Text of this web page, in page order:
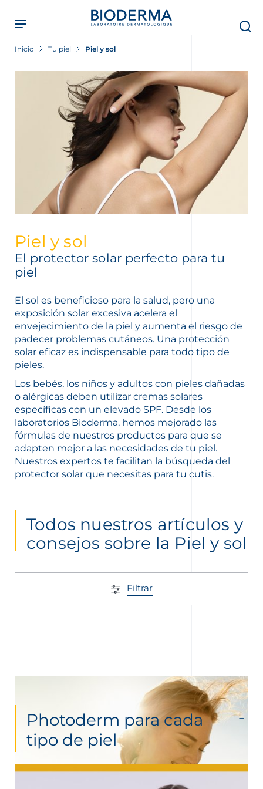
main
content
Inicio Tu piel Piel y sol
Piel y sol
El protector solar perfecto para tu
piel
El sol es beneficioso para la salud, pero una
exposición solar excesiva acelera el
envejecimiento de la piel y aumenta el riesgo de
padecer problemas cutáneos. Una protección
solar eficaz es indispensable para todo tipo de
pieles.
Los bebés, los niños y adultos con pieles dañadas
o alérgicas deben utilizar cremas solares
específicas con un elevado SPF. Desde los
laboratorios Bioderma, hemos mejorado las
fórmulas de nuestros productos para que se
adapten mejor a las necesidades de tu piel.
Nuestros expertos te facilitan la búsqueda del
protector solar que necesitas para tu cutis.
Todos nuestros artículos y
consejos sobre la Piel y sol
Filtrar
Photoderm para cada
tipo de piel